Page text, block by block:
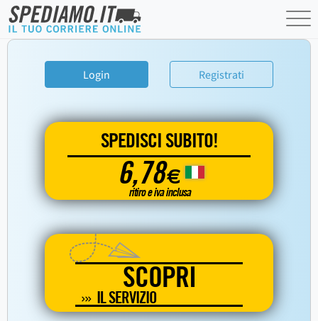
Login Registrati
SPEDISCI SUBITO!
6,78€
ritiro e iva inclusa
SCOPRI
IL SERVIZIO